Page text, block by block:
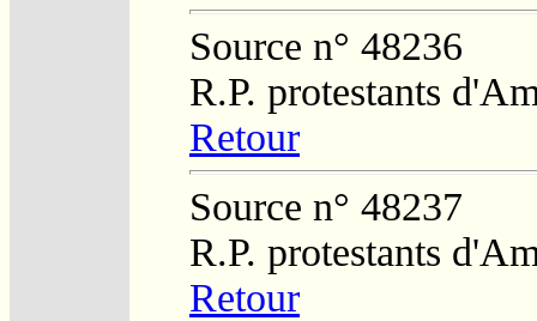
Source n° 48236
R.P. protestants
Retour
Source n° 48237
R.P. protestants
Retour